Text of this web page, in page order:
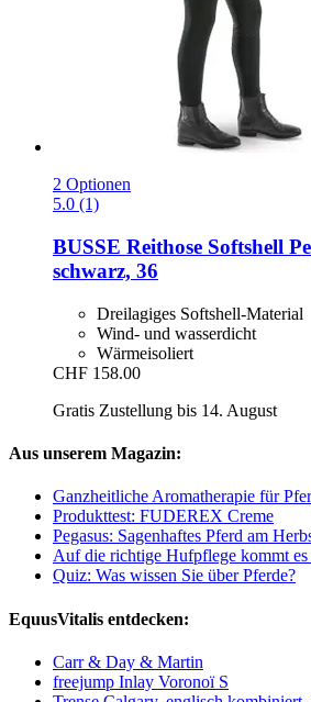
2 Optionen
5.0 (1)
BUSSE Reithose Softshell
schwarz, 36
Dreilagiges Softshell-Material
Wind- und wasserdicht
Wärmeisoliert
CHF 158.00
Gratis Zustellung bis 14. August
Aus unserem Magazin:
Ganzheitliche Aromatherapie für
Produkttest: FUDEREX Creme
Pegasus: Sagenhaftes Pferd am
Auf die richtige Hufpflege kommt es
Quiz: Was wissen Sie über Pferde?
EquusVitalis entdecken:
Carr & Day & Martin
freejump Inlay Voronoï S